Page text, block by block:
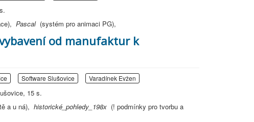
Pascal (systém pro animaci PG),
od manufaktur k
Software Slušovice Varadínek Evžen
15 s.
a u ná), historické_pohledy_198x (! podmínky pro tvorbu a